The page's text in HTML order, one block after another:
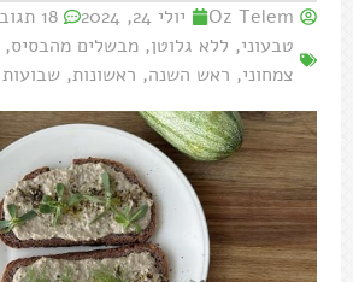
Oz Telem יולי 24, 2024
18 תגובות
טבעוני, ללא גלוטן, מבשלים מהבסיס,
צמחוני, ראש השנה, ראשונות, שבועות